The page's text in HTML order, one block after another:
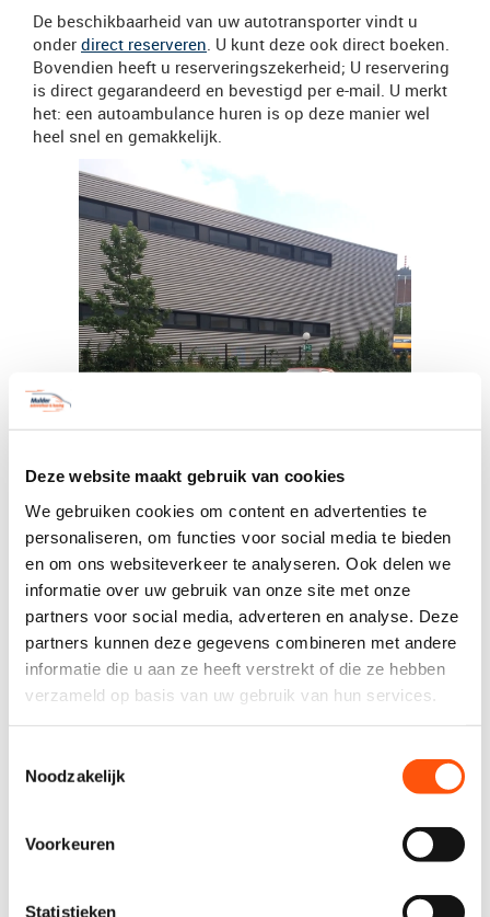
Deze website maakt gebruik van cookies
We gebruiken cookies om content en advertenties te
personaliseren, om functies voor social media te bieden
en om ons websiteverkeer te analyseren. Ook delen we
informatie over uw gebruik van onze site met onze
partners voor social media, adverteren en analyse. Deze
partners kunnen deze gegevens combineren met andere
informatie die u aan ze heeft verstrekt of die ze hebben
verzameld op basis van uw gebruik van hun services.
Noodzakelijk
Voorkeuren
Statistieken
De beschikbaarheid van uw autotransporter vindt u
onder direct reserveren. U kunt deze ook direct boeken.
Bovendien heeft u reserveringszekerheid; U reservering
is direct gegarandeerd en bevestigd per e-mail. U merkt
het: een autoambulance huren is op deze manier wel
heel snel en gemakkelijk.
Haal- en brengservice
Met de brengservice leveren we voor € 35,- uw
autoambulance op de gewenste plek af, bijvoorbeeld op
autoambulance weer bij u op. Dat is wel zo makkelijk!